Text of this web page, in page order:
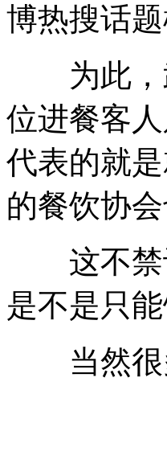
博热搜话题
为此，武
位进餐客
代表的就
的餐饮协
这不禁让
是不是只
当然很